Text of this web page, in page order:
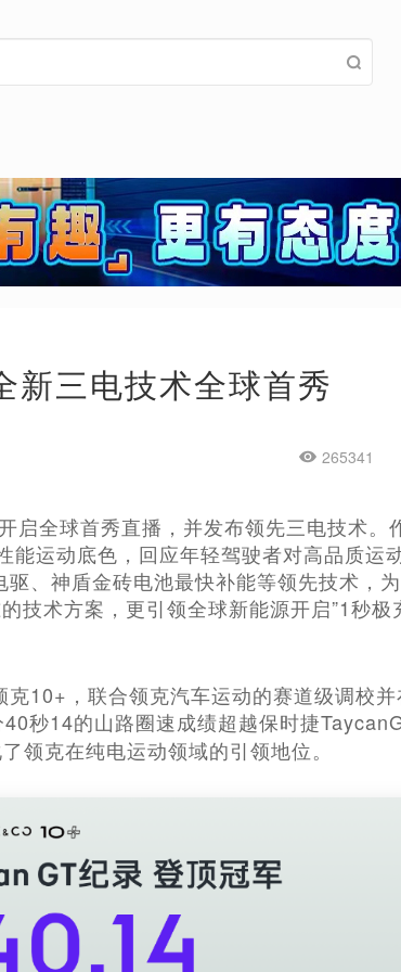
三电技术全球首秀
265341
全球首秀直播，并发布领先三电技术。
运动底色，回应年轻驾驶者对高品质运
、神盾金砖电池最快补能等领先技术，
技术方案，更引领全球新能源开启”1秒极
10+，联合领克汽车运动的赛道级调校
秒14的山路圈速成绩超越保时捷
领克在纯电运动领域的引领地位。